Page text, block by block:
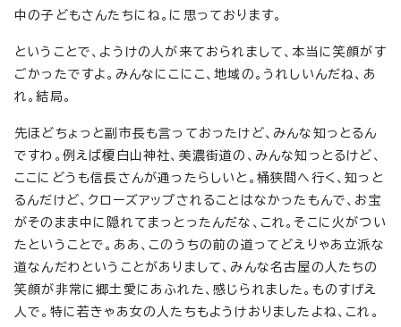
中の子どもさんたちにね。に思っております。
ということで、ようけの人が来ておられまして、本当に笑顔がす
ごかったですよ。みんなにこにこ、地域の。うれしいんだね、あ
れ。結局。
先ほどちょっと副市長も言っておったけど、みんな知っとるん
ですわ。例えば榎白山神社、美濃街道の、みんな知っとるけど、
ここにどうも信長さんが通ったらしいと。桶狭間へ行く、知っと
るんだけど、クローズアップされることはなかったもんで、お宝
がそのまま中に隠れてまっとったんだな、これ。そこに火がつい
たということで。ああ、このうちの前の道ってどえりゃあ立派な
道なんだわということがありまして、みんな名古屋の人たちの
笑顔が非常に郷土愛にあふれた、感じられました。ものすげえ
人で。特に若きゃあ女の人たちもようけおりましたよね、これ。